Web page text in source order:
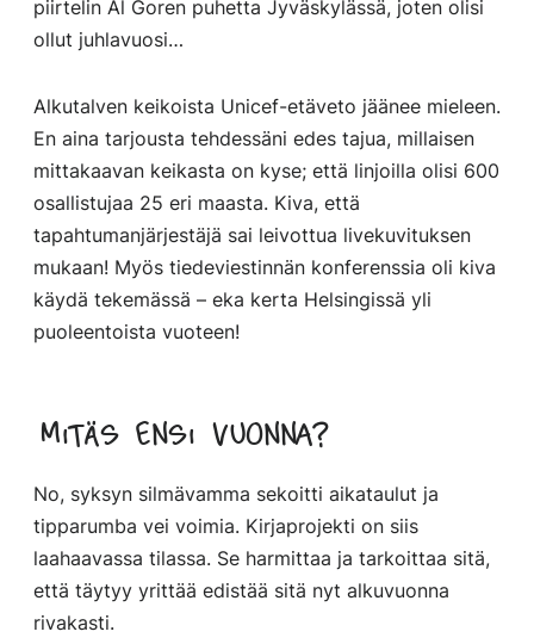
piirtelin Al Goren puhetta Jyväskylässä, joten olisi
ollut juhlavuosi…
Alkutalven keikoista Unicef-etäveto jäänee mieleen.
En aina tarjousta tehdessäni edes tajua, millaisen
mittakaavan keikasta on kyse; että linjoilla olisi 600
osallistujaa 25 eri maasta. Kiva, että
tapahtumanjärjestäjä sai leivottua livekuvituksen
mukaan! Myös tiedeviestinnän konferenssia oli kiva
käydä tekemässä – eka kerta Helsingissä yli
puoleentoista vuoteen!
Mitäs ensi vuonna?
No, syksyn silmävamma sekoitti aikataulut ja
tipparumba vei voimia. Kirjaprojekti on siis
laahaavassa tilassa. Se harmittaa ja tarkoittaa sitä,
että täytyy yrittää edistää sitä nyt alkuvuonna
rivakasti.